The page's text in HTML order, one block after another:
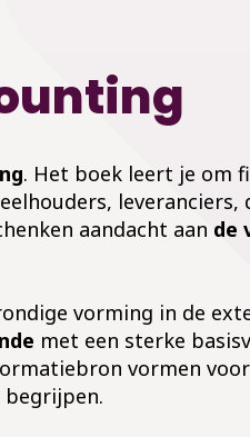
. Het boek leert je om
aandacht aan de
vorming in de
met een sterke
vormen
begrijpen.